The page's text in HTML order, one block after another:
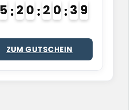
5 2 0 2 0 3 8
ZUM GUTSCHEIN